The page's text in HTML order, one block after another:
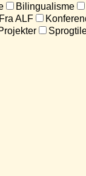
Bilingualisme
Fra ALF